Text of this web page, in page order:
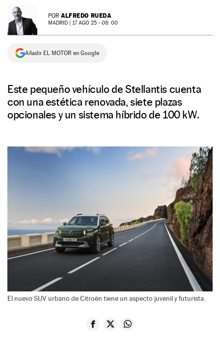
NEWSLETTER POR ALFREDO RUEDA
MADRID | 17 AGO 25 - 08: 00
Añadir EL MOTOR en Google
Este pequeño vehículo de Stellantis cuenta
con una estética renovada, siete plazas
opcionales y un sistema híbrido de 100 kW.
El nuevo SUV urbano de Citroën tiene un aspecto juvenil y futurista.